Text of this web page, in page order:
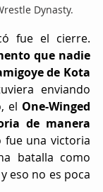
Dynasty.
que nadie
de Kota
enviando
el One-Winged
de manera
fue una victoria
batalla como
eso no es poca